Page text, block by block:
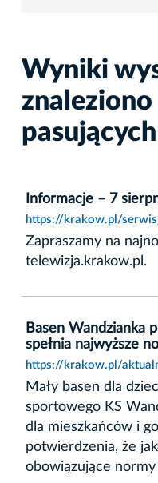
Wyniki
znaleziono
Informacje – 7
https://krakow.pl/
Zapraszamy na
telewizja.krakow.pl.
Basen Wandzianka
spełnia najwyższe
https://krakow.pl/
Mały basen dla
sportowego KS
dla mieszkańców i
potwierdzenia, że
obowiązujące